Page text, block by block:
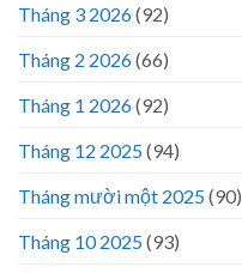
Tháng 3 2026(92)
Tháng 2 2026(66)
Tháng 1 2026(92)
Tháng 12 2025(94)
Tháng mười một 2025(90)
Tháng 10 2025(93)